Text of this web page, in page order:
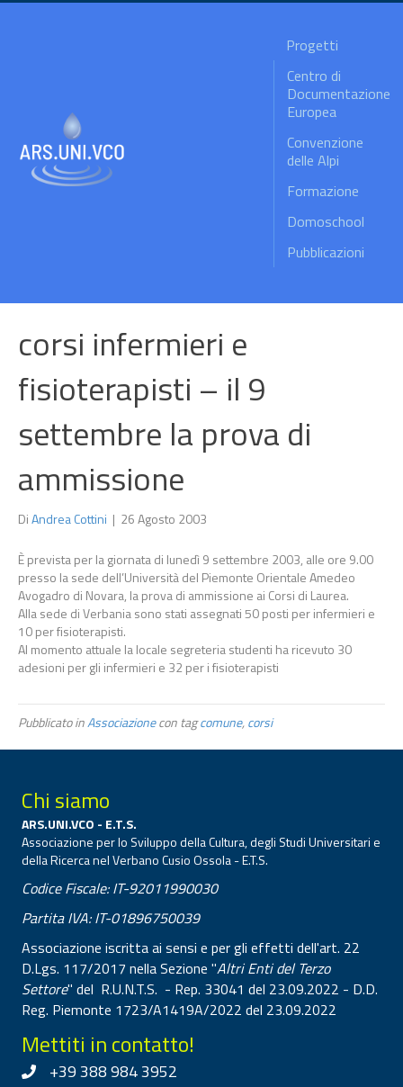
Progetti
Centro di
Documentazione
Europea
Convenzione
delle Alpi
Formazione
Domoschool
Pubblicazioni
corsi infermieri e
fisioterapisti – il 9
settembre la prova di
ammissione
DiAndrea Cottini | 26 Agosto 2003
È prevista per la giornata di lunedì 9 settembre 2003, alle ore 9.00
presso la sede dell’Università del Piemonte Orientale Amedeo
Avogadro di Novara, la prova di ammissione ai Corsi di Laurea.
Alla sede di Verbania sono stati assegnati 50 posti per infermieri e
10 per fisioterapisti.
Al momento attuale la locale segreteria studenti ha ricevuto 30
adesioni per gli infermieri e 32 per i fisioterapisti
Pubblicato inAssociazionecon tagcomune,corsi
Chi siamo
ARS.UNI.VCO - E.T.S.
Associazione per lo Sviluppo della Cultura, degli Studi Universitari e
della Ricerca nel Verbano Cusio Ossola - E.T.S.
Codice Fiscale: IT-92011990030
Partita IVA: IT-01896750039
Associazione iscritta ai sensi e per gli effetti dell'art. 22
D.Lgs. 117/2017 nella Sezione "Altri Enti del Terzo
Settore" del R.U.N.T.S. - Rep. 33041 del 23.09.2022 - D.D.
Reg. Piemonte 1723/A1419A/2022 del 23.09.2022
Mettiti in contatto!
+39 388 984 3952